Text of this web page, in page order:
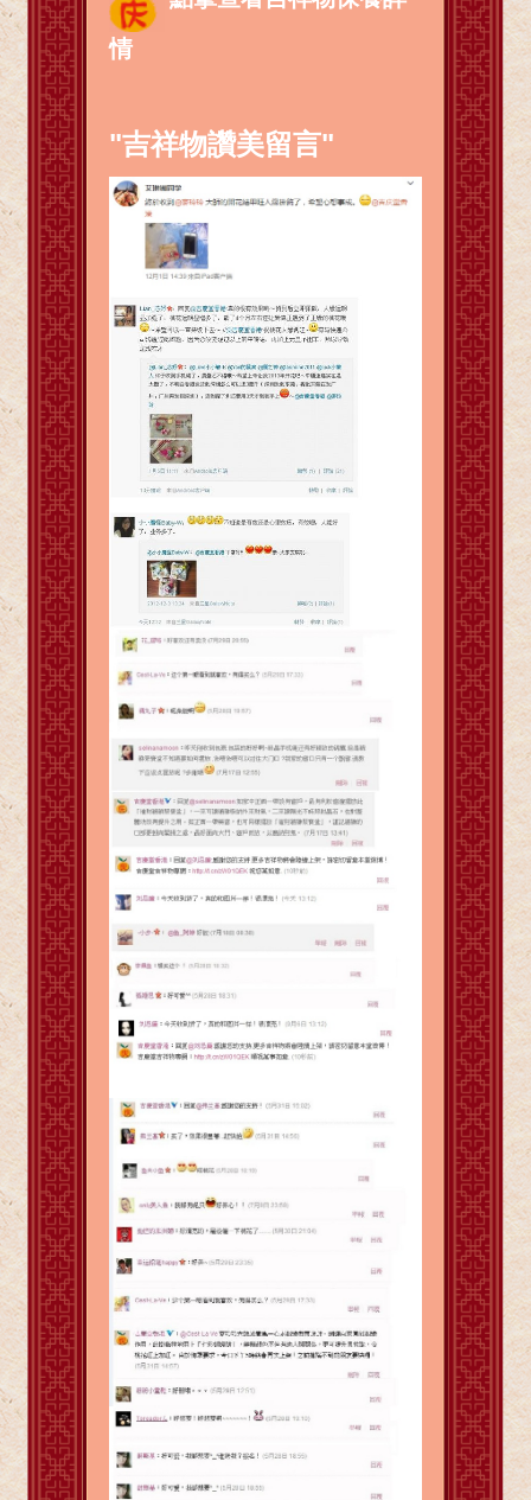
情
"吉祥物讚美留言"